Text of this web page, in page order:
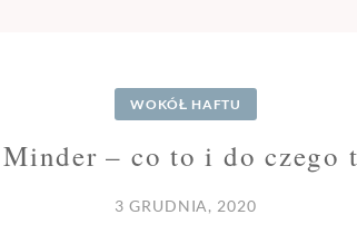
WOKÓŁ HAFTU
– co to i do czego
3 GRUDNIA, 2020